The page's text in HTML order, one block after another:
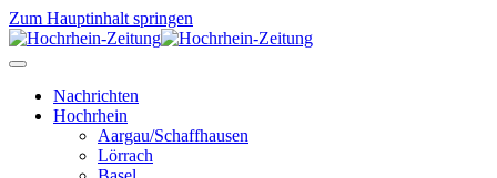
Zum Hauptinhalt springen
Nachrichten
Hochrhein
Aargau/Schaffhausen
Lörrach